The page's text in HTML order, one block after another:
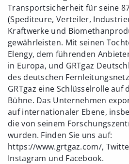
Transportsicherheit für seine
(Spediteure, Verteiler,
Kraftwerke und
gewährleisten. Mit seinen
Elengy, dem führenden
in Europa, und GRTgaz
des deutschen
GRTgaz eine Schlüsselrolle auf
Bühne. Das Unternehmen
auf internationaler Ebene,
die von seinem
wurden. Finden Sie uns auf:
https://www.grtgaz.com/,
Instagram und Facebook.